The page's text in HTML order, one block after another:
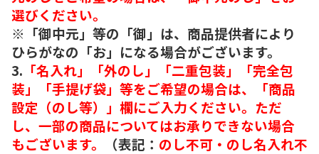
選びください。
※「御中元」等の「御」は、商品提供者により
ひらがなの「お」になる場合がございます。
3. 「名入れ」「外のし」「二重包装」「完全包
装」「手提げ袋」等をご希望の場合は、「商品
設定（のし等）」欄にご入力ください。ただ
し、一部の商品についてはお承りできない場合
もございます。
（表記： のし不可・のし名入れ不